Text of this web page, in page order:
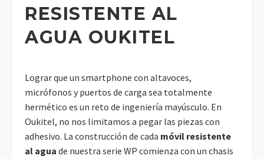
RESISTENTE AL
AGUA OUKITEL
Lograr que un smartphone con altavoces,
micrófonos y puertos de carga sea totalmente
hermético es un reto de ingeniería mayúsculo. En
Oukitel, no nos limitamos a pegar las piezas con
adhesivo. La construcción de cada móvil resistente
al agua de nuestra serie WP comienza con un chasis